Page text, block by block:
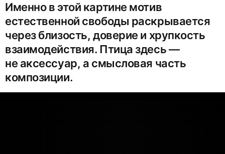
Именно в этой картине мотив
естественной свободы раскрывается
через близость, доверие и хрупкость
взаимодействия. Птица здесь —
не аксессуар, а смысловая часть
композиции.